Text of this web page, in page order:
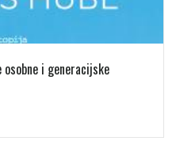
i generacijske